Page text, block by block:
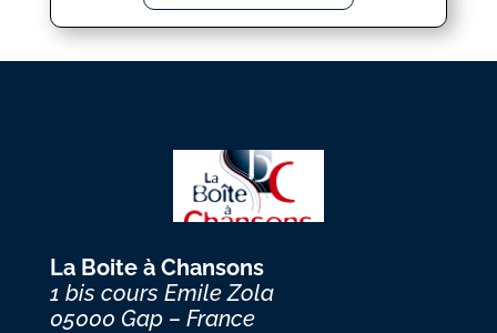
La Boite à Chansons
1 bis cours Emile Zola
05000 Gap – France